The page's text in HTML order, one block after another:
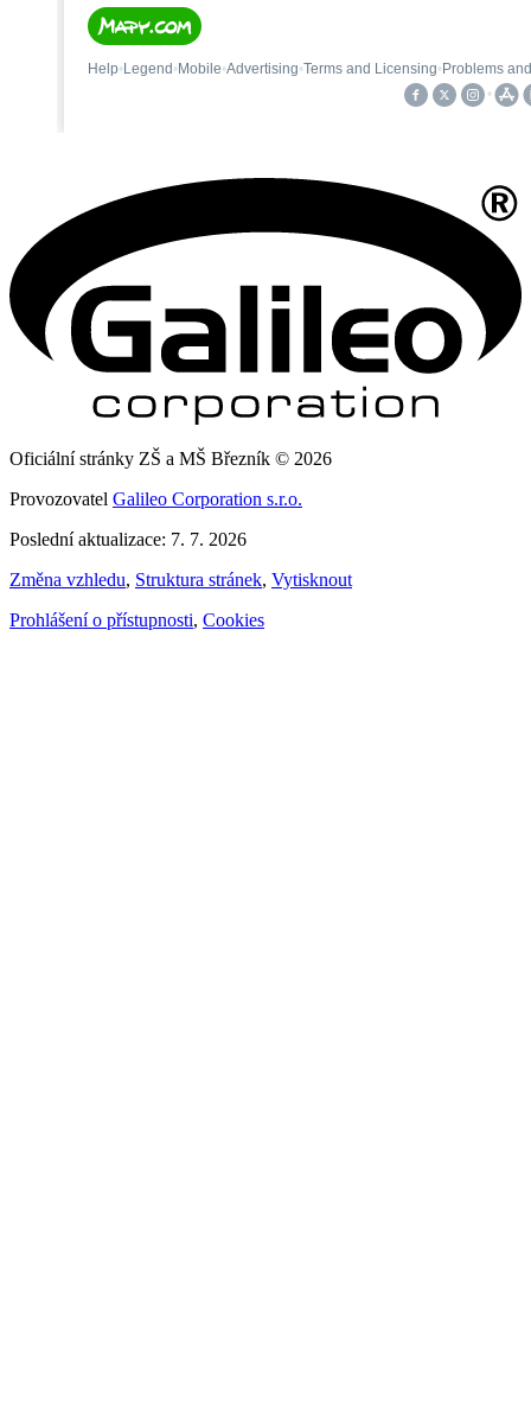
Oficiální stránky ZŠ a MŠ Březník © 2026
Provozovatel Galileo Corporation s.r.o.
Poslední aktualizace: 7. 7. 2026
Změna vzhledu, Struktura stránek, Vytisknout
Prohlášení o přístupnosti, Cookies